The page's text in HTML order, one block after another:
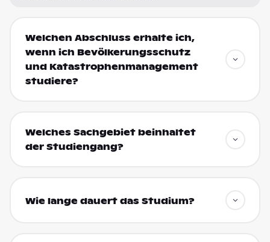
Welchen Abschluss erhalte ich,
wenn ich Bevölkerungsschutz
und Katastrophenmanagement
studiere?
Welches Sachgebiet beinhaltet
der Studiengang?
Wie lange dauert das Studium?